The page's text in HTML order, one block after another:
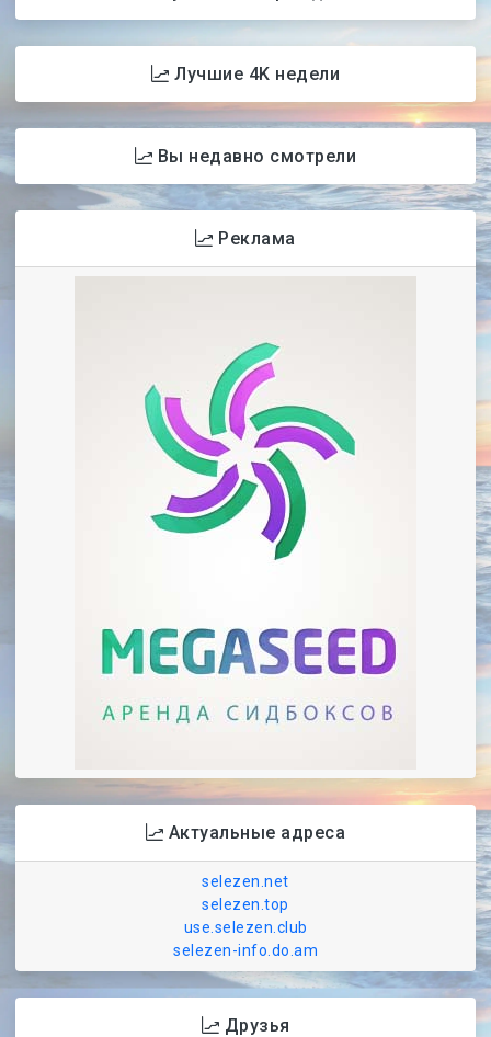
Лучшие 4K недели
Вы недавно смотрели
Реклама
Актуальные адреса
selezen.net
selezen.top
use.selezen.club
selezen-info.do.am
Друзья